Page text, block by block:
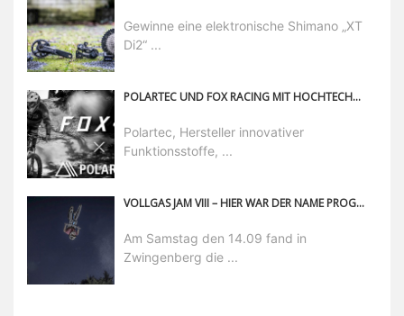
Gewinne eine elektronische Shimano „XT
Di2“ ...
POLARTEC UND FOX RACING MIT HOCHTECHNISCHER MTB-KLEIDUNG FÜR ALLE BEDINGUNGEN
Polartec, Hersteller innovativer
Funktionsstoffe, ...
VOLLGAS JAM VIII – HIER WAR DER NAME PROGRAMM!
Am Samstag den 14.09 fand in
Zwingenberg die ...